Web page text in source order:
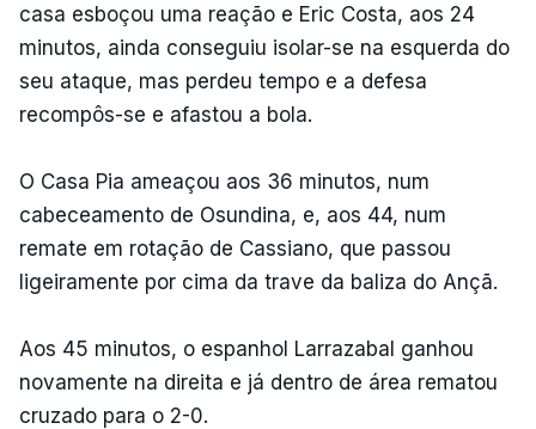
casa esboçou uma reação e Eric Costa, aos 24
minutos, ainda conseguiu isolar-se na esquerda do
seu ataque, mas perdeu tempo e a defesa
recompôs-se e afastou a bola.
O Casa Pia ameaçou aos 36 minutos, num
cabeceamento de Osundina, e, aos 44, num
remate em rotação de Cassiano, que passou
ligeiramente por cima da trave da baliza do Ançã.
Aos 45 minutos, o espanhol Larrazabal ganhou
novamente na direita e já dentro de área rematou
cruzado para o 2-0.